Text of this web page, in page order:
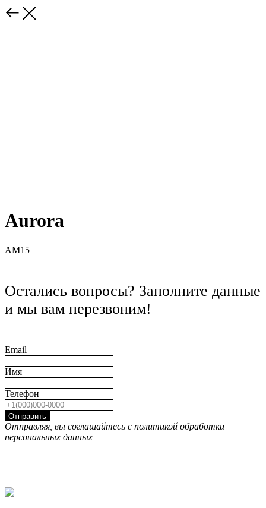
Aurora
AM15
Остались вопросы? Заполните данные
и мы вам перезвоним!
Email
Имя
Телефон
Отправить
Отправляя, вы соглашайтесь с политикой обработки
персональных данных